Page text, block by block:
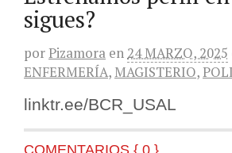
sigues?
porPizamora en 24 MARZO, 2025
ENFERMERÍA, MAGISTERIO,
linktr.ee/BCR_USAL
COMENTARIOS { 0 }